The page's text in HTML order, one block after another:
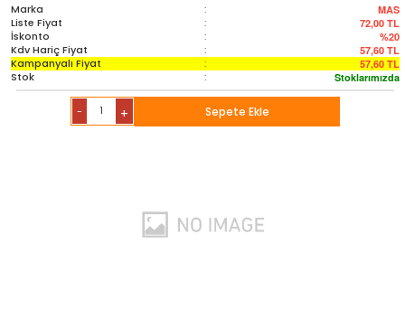
Marka
: MAS
Liste Fiyat : 72,00 TL
İskonto : %20
Kdv Hariç Fiyat : 57,60 TL
Kampanyalı Fiyat : 57,60 TL
Stok : Stoklarımızda
- + Sepete Ekle